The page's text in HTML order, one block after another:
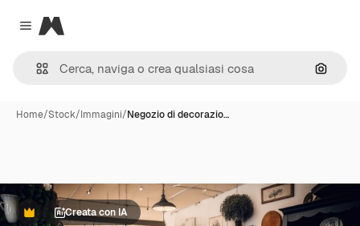
Close menu
Magnific
Cerca
Home/Stock/Immagini/Negozio di decorazio…
PremiumCreata con IA